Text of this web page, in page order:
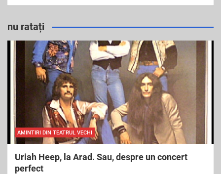
nu ratați
AMINTIRI DIN TEATRUL VECHI
Uriah Heep, la Arad. Sau, despre un concert
perfect